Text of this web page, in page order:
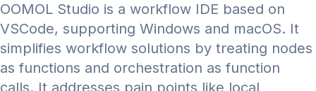
OOMOL Studio is a workflow IDE based on
VSCode, supporting Windows and macOS. It
simplifies workflow solutions by treating nodes
as functions and orchestration as function
calls. It addresses pain points like local